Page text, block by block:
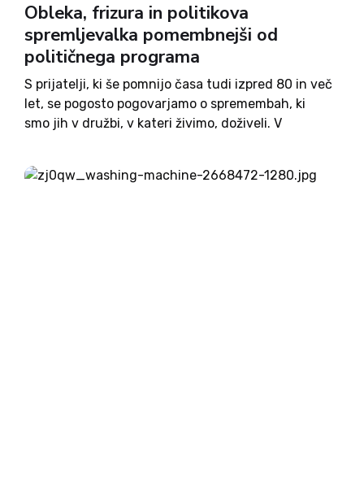
Obleka, frizura in politikova
spremljevalka pomembnejši od
političnega programa
S prijatelji, ki še pomnijo časa tudi izpred 80 in več
let, se pogosto pogovarjamo o spremembah, ki
smo jih v družbi, v kateri živimo, doživeli. V
prelomnih sprememb, skoncentriranih na...